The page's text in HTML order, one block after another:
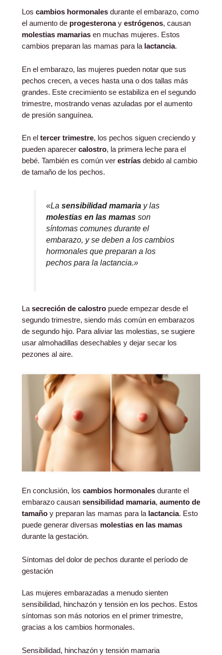
Los cambios hormonales durante el embarazo, como
el aumento de progesteronay estrógenos, causan
molestias mamarias en muchas mujeres. Estos
cambios preparan las mamas para la lactancia.
En el embarazo, las mujeres pueden notar que sus
pechos crecen, a veces hasta una o dos tallas más
grandes. Este crecimiento se estabiliza en el segundo
trimestre, mostrando venas azuladas por el aumento
de presión sanguínea.
En el tercer trimestre, los pechos siguen creciendo y
pueden aparecer calostro, la primera leche para el
bebé. También es común ver estrías debido al cambio
de tamaño de los pechos.
«Lasensibilidad mamaria y las
molestias en las mamas son
síntomas comunes durante el
embarazo, y se deben a los cambios
hormonales que preparan a los
pechos para la lactancia.»
La secreción de calostro puede empezar desde el
segundo trimestre, siendo más común en embarazos
de segundo hijo. Para aliviar las molestias, se sugiere
usar almohadillas desechables y dejar secar los
pezones al aire.
En conclusión, los cambios hormonales durante el
embarazo causan sensibilidad mamaria, aumento de
tamaño y preparan las mamas para la lactancia. Esto
puede generar diversas molestias en las mamas
durante la gestación.
Síntomas del dolor de pechos durante el período de
gestación
Las mujeres embarazadas a menudo sienten
sensibilidad, hinchazón y tensión en los pechos. Estos
síntomas son más notorios en el primer trimestre,
gracias a los cambios hormonales.
Sensibilidad, hinchazón y tensión mamaria